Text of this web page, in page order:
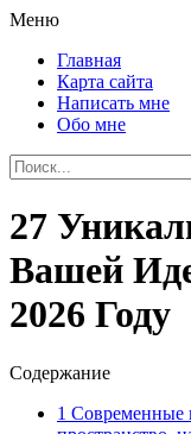
Меню
Главная
Карта сайта
Написать мне
Обо мне
27
Вашей
2026 Году
Содержание
1 Современные